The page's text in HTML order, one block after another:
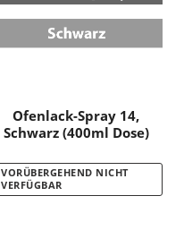
Ofenlack-Spray 14,
Schwarz (400ml Dose)
VORÜBERGEHEND NICHT
VERFÜGBAR